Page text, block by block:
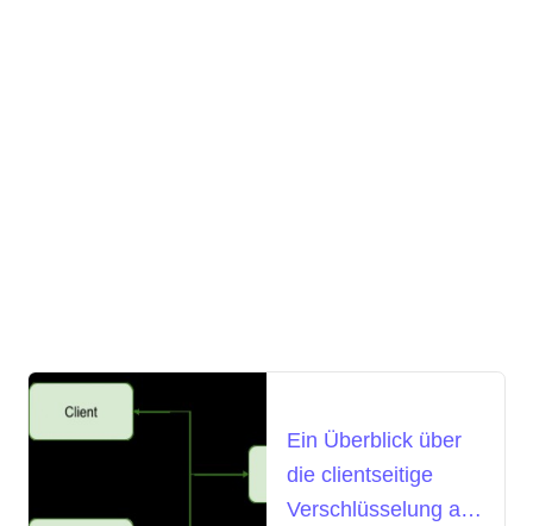
Ein Überblick über
die clientseitige
Verschlüsselung auf